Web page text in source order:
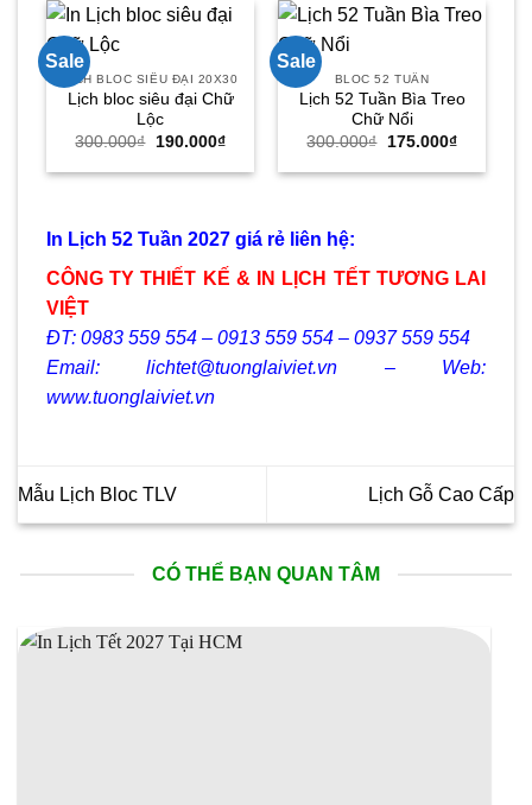
Sale
LỊCH BLOC SIÊU ĐẠI 20X30
Lịch bloc siêu đại Chữ
Lộc
300.000₫
Giá
là:
190.000₫Giá
tại
Sale
BLOC 52 TUẦN
Lịch 52 Tuần Bìa Treo
Chữ Nổi
300.000₫
Giá
là:
175.000₫Giá
tại
In Lịch 52 Tuần 2027 giá rẻ liên hệ:
CÔNG TY THIẾT KẾ & IN LỊCH TẾT TƯƠNG LAI
VIỆT
ĐT: 0983 559 554 – 0913 559 554 – 0937 559 554
Email: lichtet@tuonglaiviet.vn – Web:
www.tuonglaiviet.vn
Mẫu Lịch Bloc TLV Lịch Gỗ Cao Cấp
CÓ THỂ BẠN QUAN TÂM